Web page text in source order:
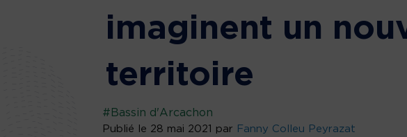
imaginent un
territoire
#Bassin d'Arcachon
Publié le 28 mai 2021 par Fanny Colleu Peyrazat